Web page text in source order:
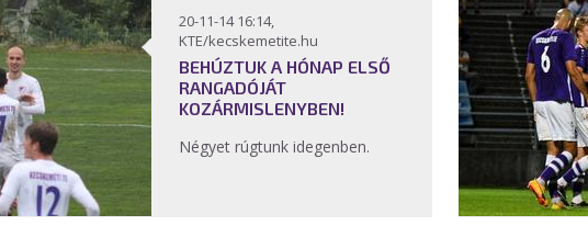
20-11-14 16:14,
KTE/kecskemetite.hu
BEHÚZTUK A HÓNAP ELSŐ
RANGADÓJÁT
KOZÁRMISLENYBEN!
Négyet rúgtunk idegenben.